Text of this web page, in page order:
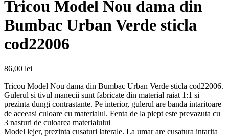
Tricou Model Nou dama din
Bumbac Urban Verde sticla
cod22006
86,00 lei
Tricou Model Nou dama din Bumbac Urban Verde sticla cod22006.
Gulerul si tivul manecii sunt fabricate din material raiat 1:1 si
prezinta dungi contrastante. Pe interior, gulerul are banda intaritoare
de aceeasi culoare cu materialul. Fenta de la piept este prevazuta cu
3 nasturi de culoarea materialului
Model lejer, prezinta cusaturi laterale. La umar are cusatura intarita